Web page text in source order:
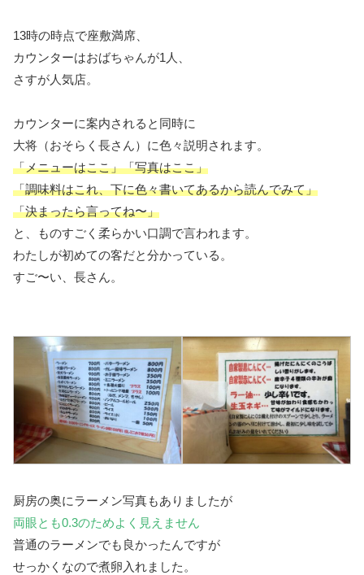
13時の時点で座敷満席、
カウンターはおばちゃんが1人、
さすが人気店。
カウンターに案内されると同時に
大将（おそらく長さん）に色々説明されます。
「メニューはここ」「写真はここ」
「調味料はこれ、下に色々書いてあるから読んでみて」
「決まったら言ってね〜」
と、ものすごく柔らかい口調で言われます。
わたしが初めての客だと分かっている。
すご〜い、長さん。
厨房の奥にラーメン写真もありましたが
両眼とも0.3のためよく見えません
普通のラーメンでも良かったんですが
せっかくなので煮卵入れました。